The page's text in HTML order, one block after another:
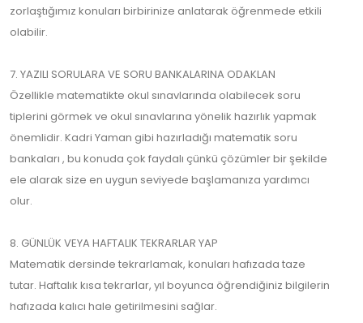
zorlaştığımız konuları birbirinize anlatarak öğrenmede etkili
olabilir.
7. YAZILI SORULARA VE SORU BANKALARINA ODAKLAN
Özellikle matematikte okul sınavlarında olabilecek soru
tiplerini görmek ve okul sınavlarına yönelik hazırlık yapmak
önemlidir. Kadri Yaman gibi hazırladığı matematik soru
bankaları , bu konuda çok faydalı çünkü çözümler bir şekilde
ele alarak size en uygun seviyede başlamanıza yardımcı
olur.
8. GÜNLÜK VEYA HAFTALIK TEKRARLAR YAP
Matematik dersinde tekrarlamak, konuları hafızada taze
tutar. Haftalık kısa tekrarlar, yıl boyunca öğrendiğiniz bilgilerin
hafızada kalıcı hale getirilmesini sağlar.